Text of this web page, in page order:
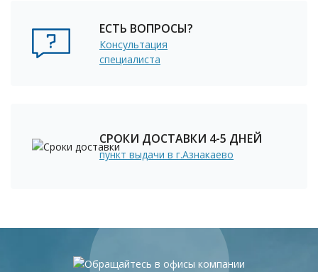
ЕСТЬ ВОПРОСЫ?
Консультация
специалиста
СРОКИ ДОСТАВКИ 4-5 ДНЕЙ
пункт выдачи в г.Азнакаево